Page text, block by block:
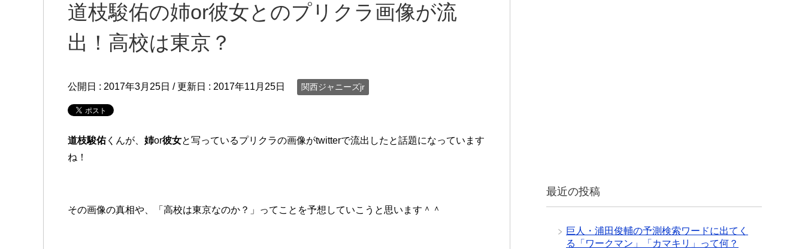
道枝駿佑の姉or彼女とのプリクラ画像が流
出！高校は東京？
公開日 : 2017年3月25日 / 更新日 : 2017年11月25日 関西ジャニーズjr
道枝駿佑くんが、 姉or彼女と写っているプリクラの画像がtwitterで流出したと話題になっています
ね！
その画像の真相や、「高校は東京なのか？」ってことを予想していこうと思います＾＾
最近の投稿
巨人・浦田俊輔の予測検索ワードに出てく
る「ワークマン」「カマキリ」って何？